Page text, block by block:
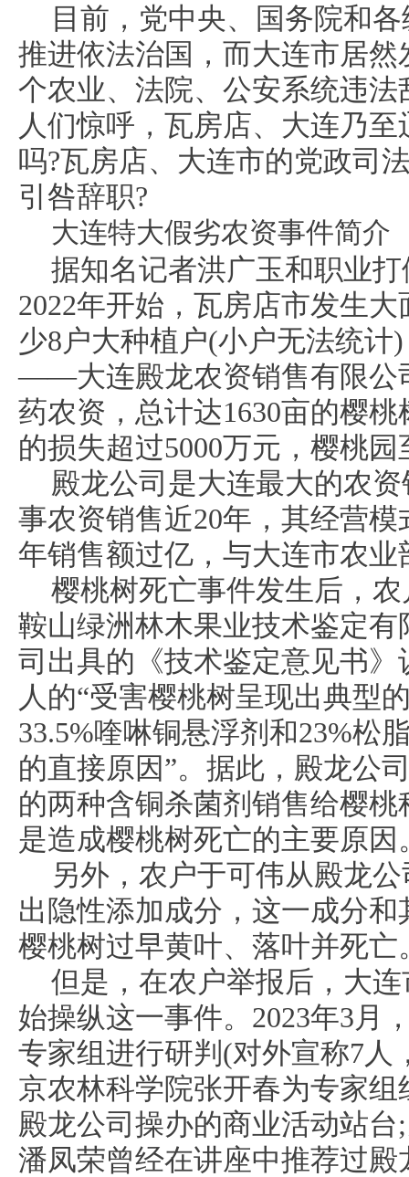
目前，党中央、国务院和
推进依法治国，而大连市居
个农业、法院、公安系统违
人们惊呼，瓦房店、大连乃
吗?瓦房店、大连市的党政司
引咎辞职?
大连特大假劣农资事件简介
据知名记者洪广玉和职业
2022年开始，瓦房店市发生
少8户大种植户(小户无法统
——大连殿龙农资销售有限公
药农资，总计达1630亩的樱
的损失超过5000万元，樱桃
殿龙公司是大连最大的农
事农资销售近20年，其经营
年销售额过亿，与大连市农业
樱桃树死亡事件发生后，
鞍山绿洲林木果业技术鉴定
司出具的《技术鉴定意见书
人的“受害樱桃树呈现出典型
33.5%喹啉铜悬浮剂和23%松
的直接原因”。据此，殿龙公
的两种含铜杀菌剂销售给樱
是造成樱桃树死亡的主要原因
另外，农户于可伟从殿龙
出隐性添加成分，这一成分
樱桃树过早黄叶、落叶并死亡
但是，在农户举报后，大
始操纵这一事件。2023年3月
专家组进行研判(对外宣称7人
京农林科学院张开春为专家
殿龙公司操办的商业活动站
潘凤荣曾经在讲座中推荐过